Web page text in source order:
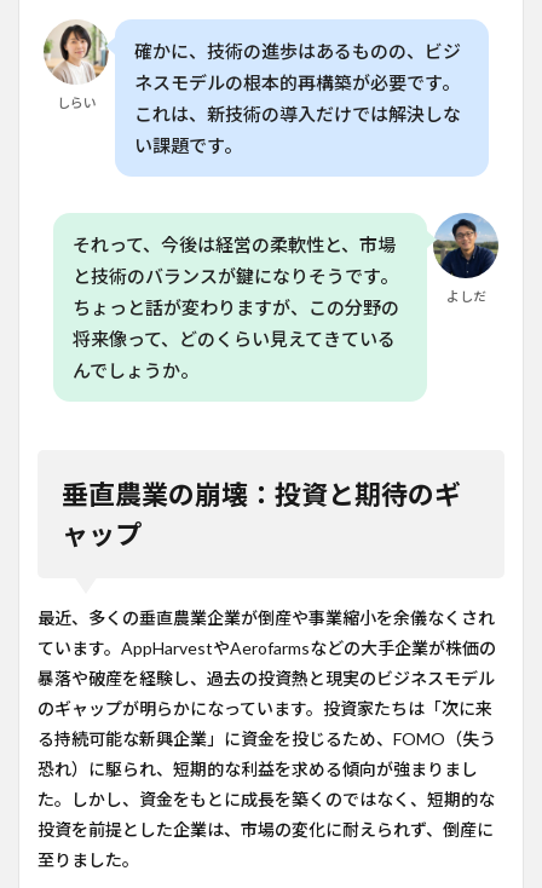
しらい
確かに、技術の進歩はあるものの、ビジ
ネスモデルの根本的再構築が必要です。
これは、新技術の導入だけでは解決しな
い課題です。
よしだ
それって、今後は経営の柔軟性と、市場
と技術のバランスが鍵になりそうです。
ちょっと話が変わりますが、この分野の
将来像って、どのくらい見えてきている
んでしょうか。
垂直農業の崩壊：投資と期待のギ
ャップ
最近、多くの垂直農業企業が倒産や事業縮小を余儀なくされ
ています。AppHarvestやAerofarmsなどの大手企業が株価の
暴落や破産を経験し、過去の投資熱と現実のビジネスモデル
のギャップが明らかになっています。投資家たちは「次に来
る持続可能な新興企業」に資金を投じるため、FOMO（失う
恐れ）に駆られ、短期的な利益を求める傾向が強まりまし
た。しかし、資金をもとに成長を築くのではなく、短期的な
投資を前提とした企業は、市場の変化に耐えられず、倒産に
至りました。